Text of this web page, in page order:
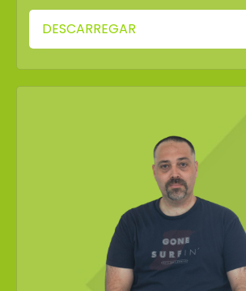
DESCARREGAR